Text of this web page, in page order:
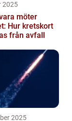
2025
möter
Hur kretskort
från avfall
2025